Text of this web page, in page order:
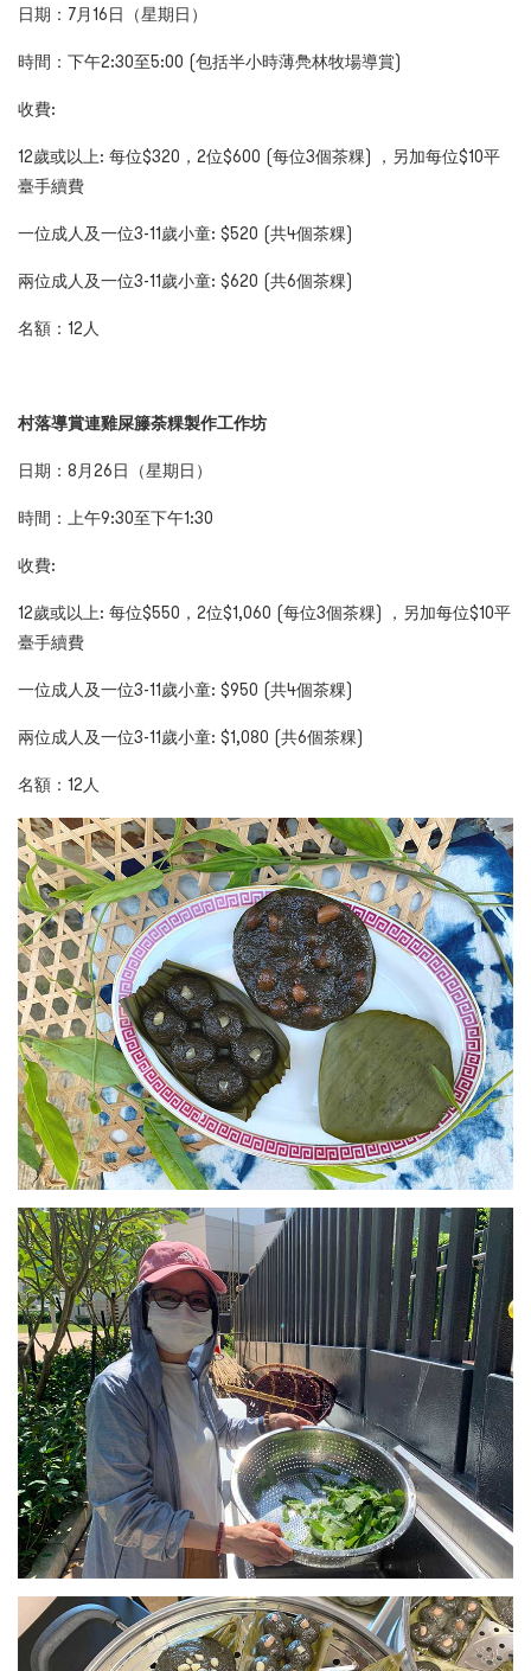
日期： 7月16日（星期日）
時間 ：下午2:30至5:00 (包括半小時薄鳧林牧場導賞)
收費:
12歲或以上: 每位$320，2位$600 (每位3個茶粿) ，另加每位$10平
臺手續費
一位成人及一位3-11歲小童: $520 (共4個茶粿)
兩位成人及一位3-11歲小童: $620 (共6個茶粿)
名額： 12人
村落導賞連雞屎籐荼粿製作工作坊
日期： 8月26日（星期日）
時間 ：上午9:30至下午1:30
收費:
12歲或以上: 每位$550，2位$1,060 (每位3個茶粿) ，另加每位$10平
臺手續費
一位成人及一位3-11歲小童: $950 (共4個茶粿)
兩位成人及一位3-11歲小童: $1,080 (共6個茶粿)
名額： 12人